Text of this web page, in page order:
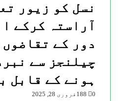
نسل کو زیور
آراستہ کرکے
دور کے
چیلنجز سے
ہونے کے قابل
فروری 28, 2025 0